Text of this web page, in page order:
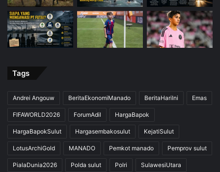
Tags
Andrei Angouw BeritaEkonomiManado BeritaHariIni Emas
FIFAWORLD2026 ForumAdil HargaBapok
HargaBapokSulut Hargasembakosulut KejatiSulut
LotusArchiGold MANADO Pemkot manado Pemprov sulut
PialaDunia2026 Polda sulut Polri SulawesiUtara